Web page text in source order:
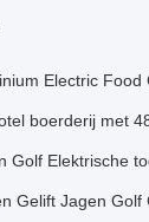
Electric
boerderij met
Golf Elektrische
Gelift Jagen